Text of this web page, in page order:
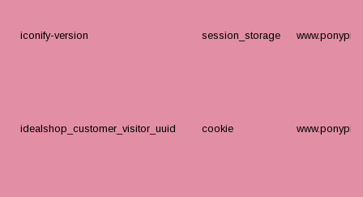
iconify-version session_storage
idealshop_customer_visitor_uuid cookie